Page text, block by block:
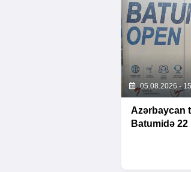
05.08.2026 -
Azərbaycan
Batumidə 22